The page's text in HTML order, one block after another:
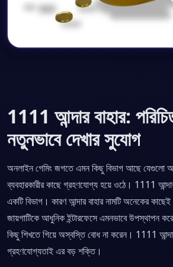
1111 আন্দার বাহার:
নতুনভাবে দেখার সুযোগ
অনলাইন গেমিং জগতে এমন কিছু বিভাগ আছে যেগুলো
ব্যবহারকারীর কাছে গ্রহণযোগ্য হয়ে ওঠে। 1111
একটি বিভাগ। কারণ আন্দার বাহার নামটি অনেকের
জায়গাটিকে আধুনিক ইন্টারফেসে এমনভাবে উপস্থাপন
কিছু শিখতে গিয়ে অস্বস্তি বোধ না করেন। 1111
গ্রহণযোগ্যতাই এর বড় শক্তি।